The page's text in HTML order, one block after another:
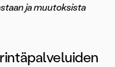
ja muutoksista